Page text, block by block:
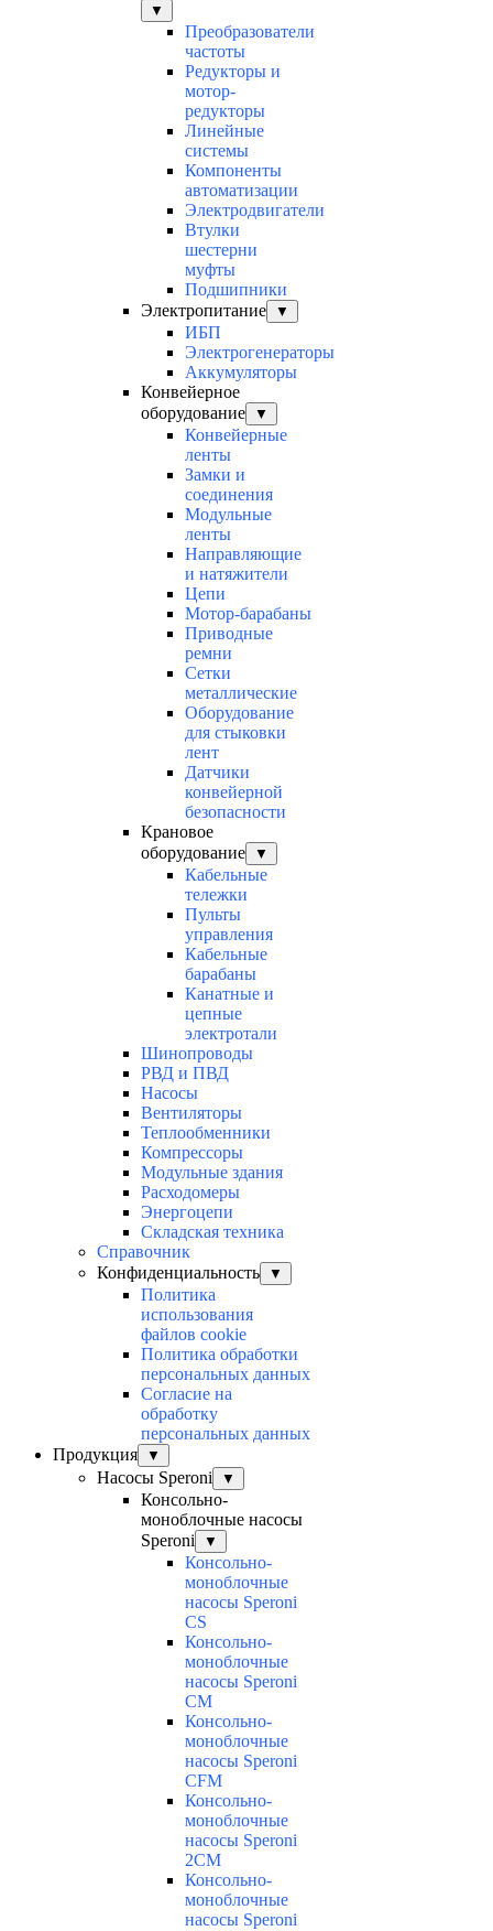
▼
Преобразователи
частоты
Редукторы и
мотор-
редукторы
Линейные
системы
Компоненты
автоматизации
Электродвигатели
Втулки
шестерни
муфты
Подшипники
Электропитание
▼
ИБП
Электрогенераторы
Аккумуляторы
Конвейерное
оборудование
▼
Конвейерные
ленты
Замки и
соединения
Модульные
ленты
Направляющие
и натяжители
Цепи
Мотор-барабаны
Приводные
ремни
Сетки
металлические
Оборудование
для стыковки
лент
Датчики
конвейерной
безопасности
Крановое
оборудование
▼
Кабельные
тележки
Пульты
управления
Кабельные
барабаны
Канатные и
цепные
электротали
Шинопроводы
РВД и ПВД
Насосы
Вентиляторы
Теплообменники
Компрессоры
Модульные здания
Расходомеры
Энергоцепи
Складская техника
Справочник
Конфиденциальность
▼
Политика
использования
файлов cookie
Политика обработки
персональных данных
Согласие на
обработку
персональных данных
Продукция
▼
Насосы Speroni ▼
Консольно-
моноблочные насосы
Speroni
▼
Консольно-
моноблочные
насосы Speroni
CS
Консольно-
моноблочные
насосы Speroni
CM
Консольно-
моноблочные
насосы Speroni
CFM
Консольно-
моноблочные
насосы Speroni
2CM
Консольно-
моноблочные
насосы Speroni